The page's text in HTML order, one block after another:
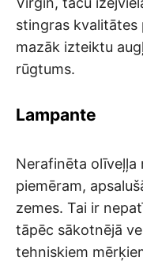
stingras kvalitātes
mazāk izteiktu
rūgtums.
Lampante
Nerafinēta olīveļļa
piemēram,
zemes. Tai ir
tāpēc sākotnējā
tehniskiem